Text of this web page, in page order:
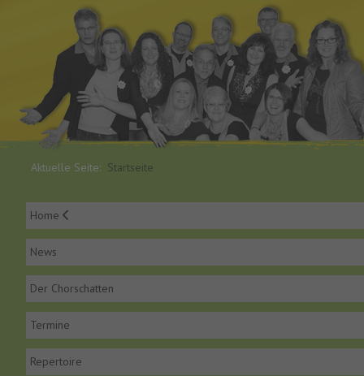
Aktuelle Seite: Startseite
Home
News
Der Chorschatten
Termine
Repertoire